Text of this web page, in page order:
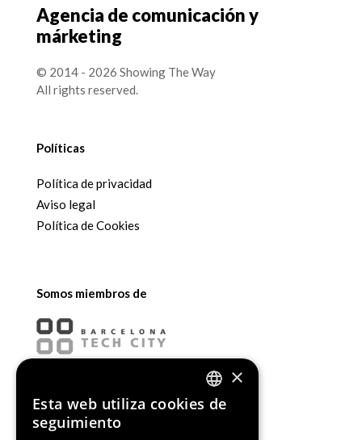
Agencia de comunicación y
márketing
© 2014 - 2026 Showing The Way
All rights reserved.
Políticas
Política de privacidad
Aviso legal
Política de Cookies
Somos miembros de
ENGLISH
×
Esta web utiliza cookies de
seguimiento